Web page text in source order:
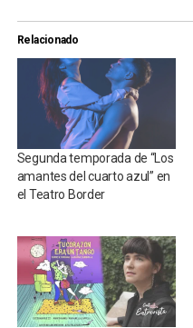
Relacionado
Segunda temporada de “Los
amantes del cuarto azul” en
el Teatro Border